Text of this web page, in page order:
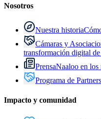
Nosotros
Nuestra historia
Cámaras y
transformación digital de
PrensaNaaloo en los
Programa de Partners
Impacto y comunidad